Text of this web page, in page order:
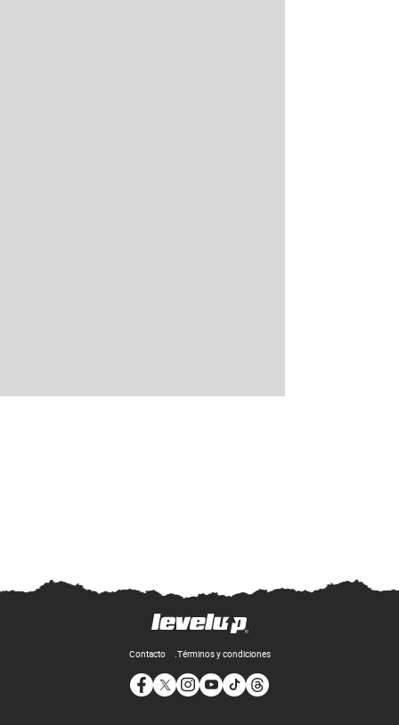
Contacto Términos y condiciones
Opens in new window
Opens in new window
Opens in new window
Opens in new window
Opens in new window
Opens in new window